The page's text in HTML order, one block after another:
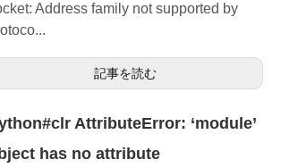
Address family not supported by
記事を読む
AttributeError: ‘module’
has no attribute